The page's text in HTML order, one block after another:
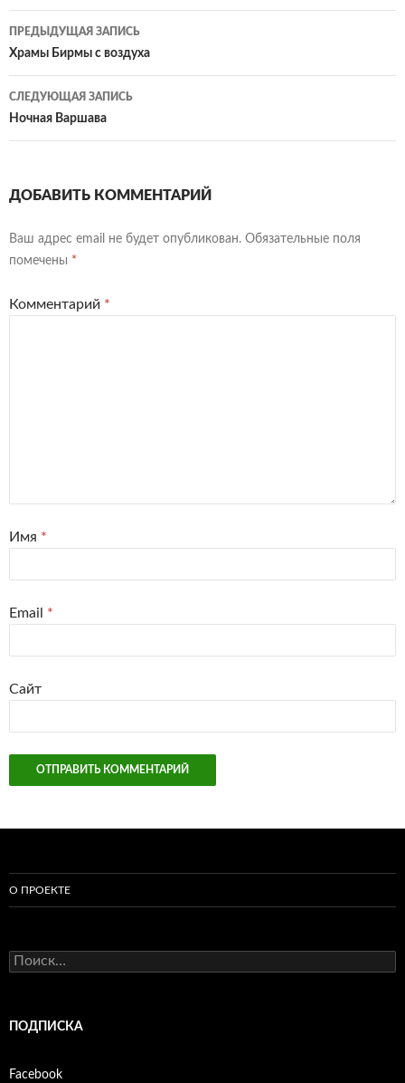
Навигация
по
записям
ПРЕДЫДУЩАЯ ЗАПИСЬ
Храмы Бирмы с воздуха
СЛЕДУЮЩАЯ ЗАПИСЬ
Ночная Варшава
ДОБАВИТЬ КОММЕНТАРИЙ
Ваш адрес email не будет опубликован. Обязательные поля
помечены *
Комментарий *
Имя *
Email *
Сайт
О ПРОЕКТЕ
Найти:
ПОДПИСКА
Facebook